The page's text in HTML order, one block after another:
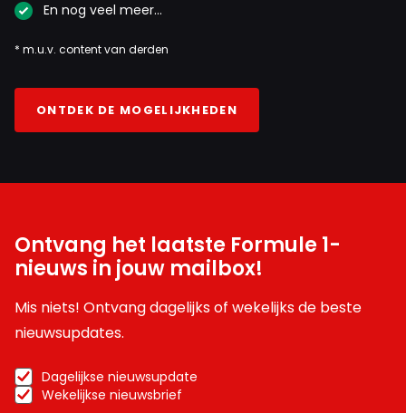
En nog veel meer…
* m.u.v. content van derden
ONTDEK DE MOGELIJKHEDEN
Ontvang het laatste Formule 1-
nieuws in jouw mailbox!
Mis niets! Ontvang dagelijks of wekelijks de beste
nieuwsupdates.
Dagelijkse nieuwsupdate
Wekelijkse nieuwsbrief